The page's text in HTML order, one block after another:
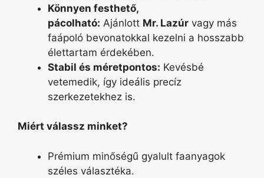
Könnyen festhető,
pácolható: Ajánlott Mr. Lazúr vagy más
faápoló bevonatokkal kezelni a hosszabb
élettartam érdekében.
Stabil és méretpontos: Kevésbé
vetemedik, így ideális precíz
szerkezetekhez is.
Miért válassz minket?
Prémium minőségű gyalult faanyagok
széles választéka.